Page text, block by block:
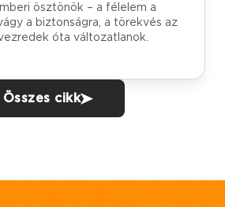
ösztönök – a félelem a
a biztonságra, a törekvés az
óta változatlanok.
Összes cikk